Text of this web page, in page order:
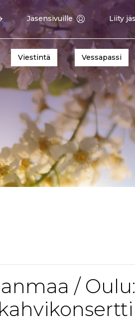
Jäsensivuille Liity
Viestintä Vessapassi
/ Oulu: